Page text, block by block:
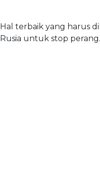
Hal terbaik yang harus
Rusia untuk stop perang.